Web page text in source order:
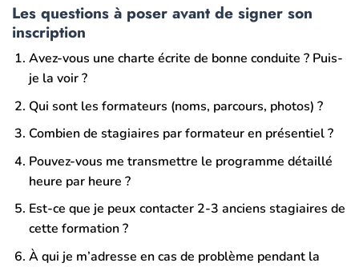
Les questions à poser avant de signer son
inscription
Avez-vous une charte écrite de bonne conduite ? Puis-
je la voir ?
Qui sont les formateurs (noms, parcours, photos) ?
Combien de stagiaires par formateur en présentiel ?
Pouvez-vous me transmettre le programme détaillé
heure par heure ?
Est-ce que je peux contacter 2-3 anciens stagiaires de
cette formation ?
À qui je m’adresse en cas de problème pendant la